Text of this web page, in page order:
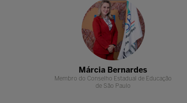
Márcia Bernardes
Membro do Conselho Estadual de Educação
de São Paulo